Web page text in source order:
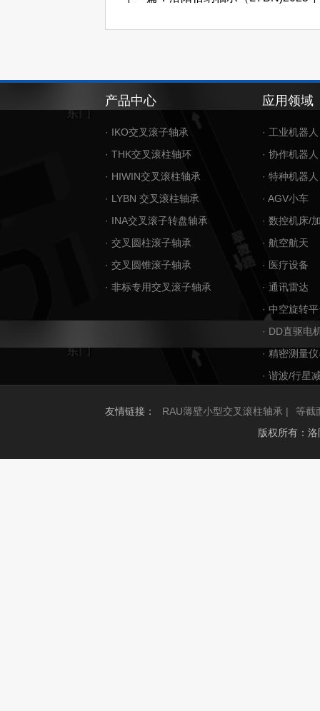
产品中心
· IKO交叉滚子轴承
· THK交叉滚柱轴环
· HIWIN交叉滚柱轴承
· LYBN 交叉滚柱轴承
· INA交叉滚子转盘轴承
· 交叉圆柱滚子轴承
· 交叉圆锥滚子轴承
· 非标专用交叉滚子轴承
应用领域
· 工业机器人
· 协作机器人
· 特种机器人
· AGV小车
· 数控机床/
· 航空航天
· 医疗设备
· 通讯雷达
· 中空旋转
· DD直驱电
· 精密测量
· 谐波/行星
友情链接： RAU薄壁小型交叉滚柱轴承 |
等截
版权所有：